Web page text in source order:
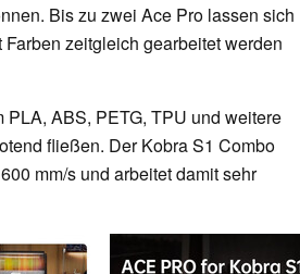
Bis zu zwei Ace Pro lassen sich
zeitgleich gearbeitet werden
ABS, PETG, TPU und weitere
fließen. Der Kobra S1 Combo
mm/s und arbeitet damit sehr